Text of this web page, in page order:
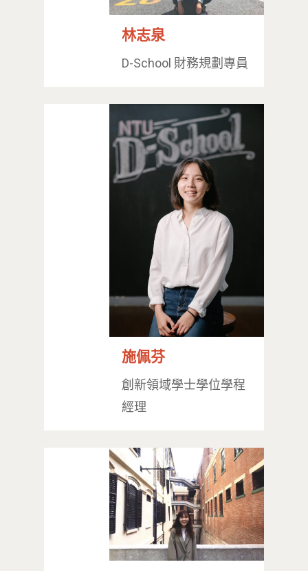
林志泉
D-School 財務規劃專員
施佩芬
創新領域學士學位學程
經理
最新消息
學院簡介
相關法規
團隊成員
領域專長
24hrs D
D-Day
業務單位
創新教育中心
創新領域學士學位學程
創意創業學分學程
領導學分學程
實作中心
相關計畫
跟著董總實習
企業出題X臺大解題
探索學習計畫
NTU Beyond Borders
⁺SDGs
相關表單
D電子報
EN
Tel : +886 2 3366 1869
Address : 100047臺北
Research Excellence.